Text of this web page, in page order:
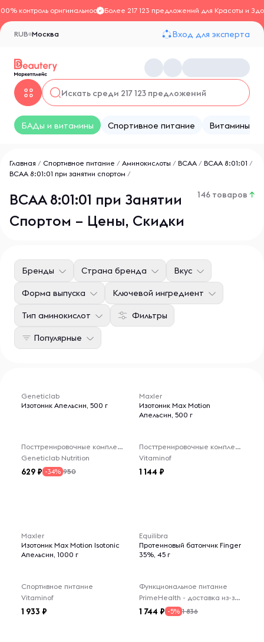
контроль оригинальностиБолее 217 123 предложений для Красоты и
Москва
RUB Вход для эксперта
БАДы и витамины Спортивное питание Витамины
Главная / Спортивное питание / Аминокислоты / BCAA / ВСАА 8:01:01 /
ВСАА 8:01:01 при занятии спортом /
ВСАА 8:01:01 при Занятии
Спортом – Цены, Скидки
146 товаров ↑
Фильтры
Бренды Страна бренда Вкус
Форма выпуска Ключевой ингредиент
Тип аминокислот
Популярные
Geneticlab
Изотоник Апельсин, 500 г
Посттренировочные комплексы
Geneticlab Nutrition
629 -34% 950
Maxler
Изотоник Max Motion
Апельсин, 500 г
Посттренировочные комплексы
Vitaminof
1 144
Maxler
Изотоник Max Motion Isotonic
Апельсин, 1000 г
Спортивное питание
Vitaminof
1 933
Equilibra
Протеиновый батончик Finger
35%, 45 г
Функциональное питание
PrimeHealth - доставка из-за рубежа
1 744 -5% 1 836